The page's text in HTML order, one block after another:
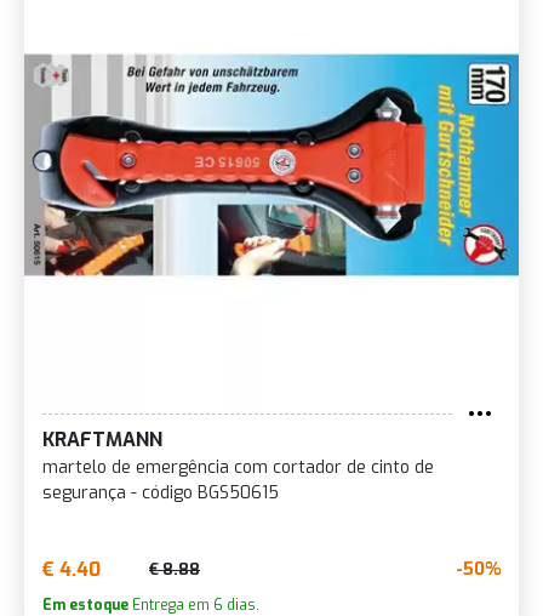
KRAFTMANN
martelo de emergência com cortador de cinto de
segurança - código BGS50615
€ 4.40 € 8.88 -50%
Em estoque Entrega em 6 dias.